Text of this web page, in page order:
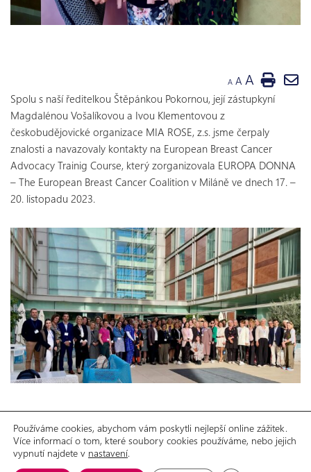
A A A
Spolu s naší ředitelkou Štěpánkou Pokornou, její zástupkyní
Magdalénou Vošalíkovou a Ivou Klementovou z
českobudějovické organizace MIA ROSE, z.s. jsme čerpaly
znalosti a navazovaly kontakty na European Breast Cancer
Advocacy Trainig Course, který zorganizovala EUROPA DONNA
– The European Breast Cancer Coalition v Miláně ve dnech 17. –
20. listopadu 2023.
© 2026 Aliance žen s rakovinou prsu, o.p.s.
GDPR
Prohlášení o přístupnosti
Možnosti spolupráce
Používáme cookies, abychom vám poskytli nejlepší online zážitek.
Více informací o tom, které soubory cookies používáme, nebo jejich
vypnutí najdete v nastavení.